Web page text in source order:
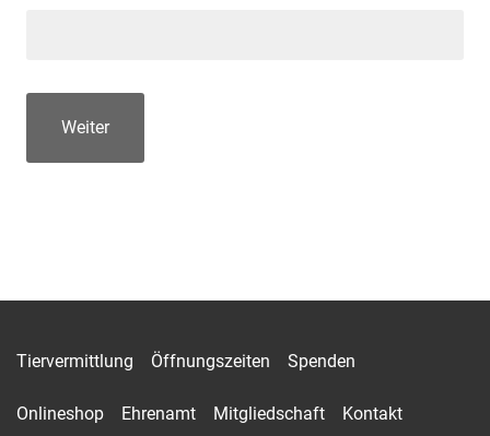
Tiervermittlung Öffnungszeiten Spenden
Onlineshop Ehrenamt Mitgliedschaft Kontakt